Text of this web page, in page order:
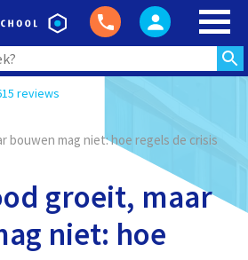
reviews
bouwen mag niet: hoe regels de crisis
groeit, maar
niet: hoe